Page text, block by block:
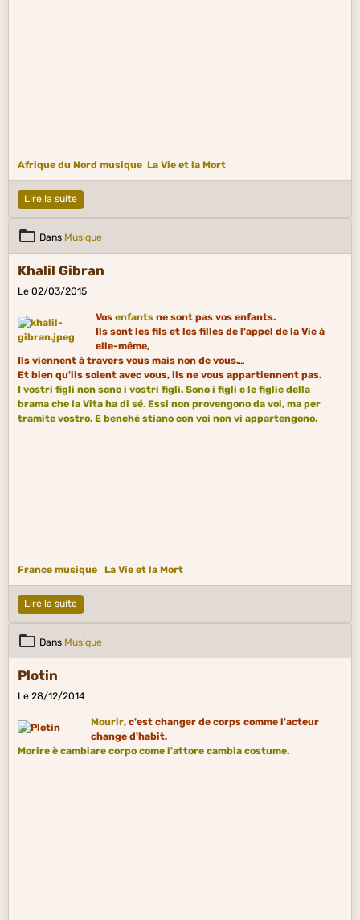
Afrique du Nord musique La Vie et la Mort
Lire la suite
Dans Musique
Khalil Gibran
Le 02/03/2015
Vos enfantsne sont pas vos enfants.
Ils sont les fils et les filles de l'appel de la Vie à
elle-même,
Ils viennent à travers vous mais non de vous.
Et bien qu'ils soient avec vous, ils ne vous appartiennent pas.
I vostri figli non sono i vostri figli. Sono i figli e le figlie della
brama che la Vita ha di sé. Essi non provengono da voi, ma per
tramite vostro. E benché stiano con voi non vi appartengono.
France musique La Vie et la Mort
Lire la suite
Dans Musique
Plotin
Le 28/12/2014
Mourir, c'est changer de corps comme l'acteur
change d'habit.
Morire è cambiare corpo come l'attore cambia costume.